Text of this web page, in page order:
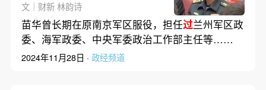
文｜财新 林韵诗
苗华曾长期在原南京军区服役，担任过兰州军区政
委、海军政委、中央军委政治工作部主任等……
2024年11月28日 · 政经频道